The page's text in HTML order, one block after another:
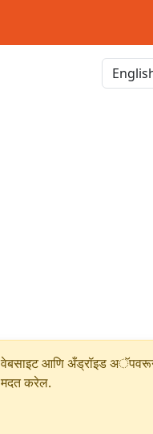
वेबसाइट आणि अँड्रॉइड अॅपवरून
मदत करेल.